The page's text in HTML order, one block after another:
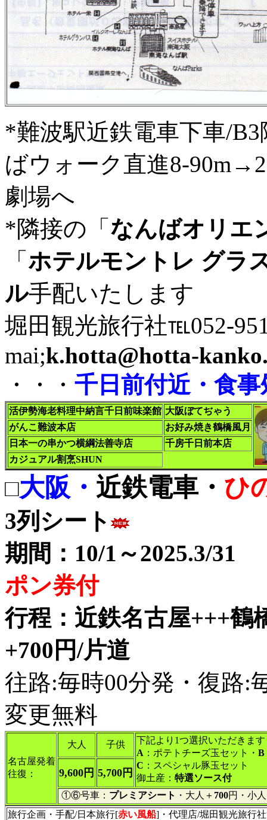
*難波駅近鉄電車下車/
ばウォーク直進8-
劇場へ
*隣接の「 なんばオリエ
「 ホテルモントレ グラ
ル手配いたします
堀田観光旅行社℡052-
mai;k.hotta@hotta-
・・・ 千日前付近・食
活伊勢海老料理中納言千日前味楽館 大阪ぼてぢゃう
がんこ難波本店
お好み焼き鶴橋風月
日本一の串かつ横綱法善寺店
千房千日前本店
カジュアル割烹SHUN
□大阪・ 近鉄電車・ ひ
3列シート
期間：10/1～2025.3/
ポン券付
行程：近鉄名古屋+++鶴
+700円/片道
往路:毎時00分発・復路:
変更無料
名古屋発着
往復：
大人 子供
下記より1つ選択いただきま
A ：ポテトチーズ玉セット・ B
C ：スペシャル豚玉セット
御土産： 特選ソース付
9,600円 5,700円
①⑥号車： プレミアシート ・大人＋ 700円・小
旅行企画・手配/日本旅行[赤い風船]・代理店/堀田観光旅行